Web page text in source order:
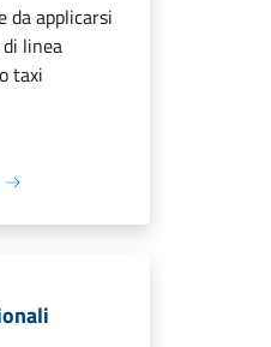
da applicarsi
linea
taxi